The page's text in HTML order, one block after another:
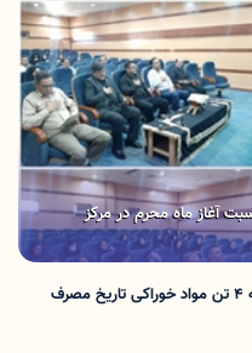
آغاز ماه محرم در مرکز
کشف نزدیک به ۴ تن مواد خوراکی تاریخ مصرف